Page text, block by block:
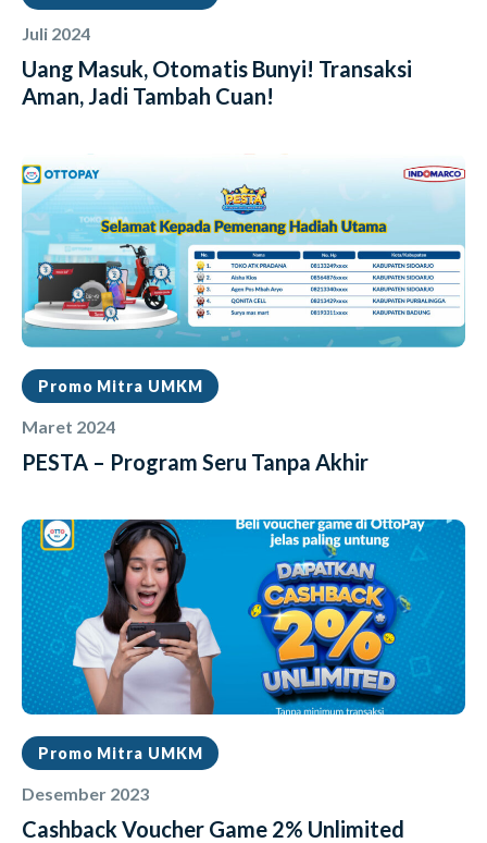
Juli 2024
Uang Masuk, Otomatis Bunyi! Transaksi
Aman, Jadi Tambah Cuan!
Promo Mitra UMKM
Maret 2024
PESTA – Program Seru Tanpa Akhir
Promo Mitra UMKM
Desember 2023
Cashback Voucher Game 2% Unlimited
INSTAL SEKARANG